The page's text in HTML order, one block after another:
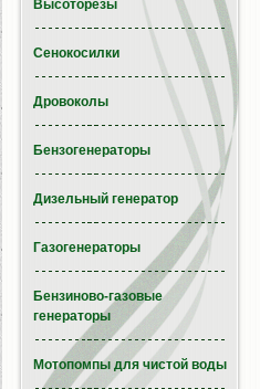
Высоторезы
Сенокосилки
Дровоколы
Бензогенераторы
Дизельный генератор
Газогенераторы
Бензиново-газовые
генераторы
Мотопомпы для чистой воды